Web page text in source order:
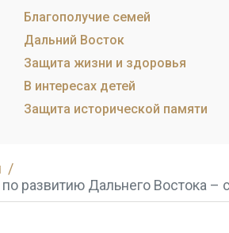
Благополучие семей
Дальний Восток
Защита жизни и здоровья
В интересах детей
Защита исторической памяти
развитию Дальнего Востока